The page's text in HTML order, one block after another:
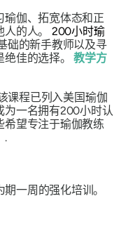
瑜伽、拓宽体态和正
的人。 200小时瑜
础的新手教师以及寻
绝佳的选择。教学方
课程已列入美国瑜伽
为一名拥有200小时认
希望专注于瑜伽教练
.
一周的强化培训。